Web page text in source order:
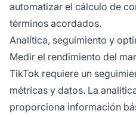
automatizar el cálculo de
términos acordados.
Analítica, seguimiento y
Medir el rendimiento del
TikTok requiere un
métricas y datos. La
proporciona información